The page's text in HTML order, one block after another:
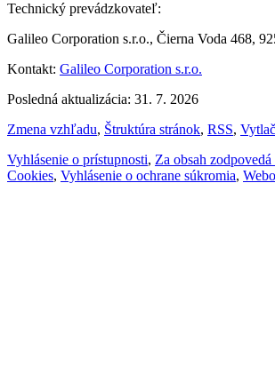
Technický prevádzkovateľ:
Galileo Corporation s.r.o., Čierna Voda 468,
Kontakt: Galileo Corporation s.r.o.
Posledná aktualizácia: 31. 7. 2026
Zmena vzhľadu, Štruktúra stránok, RSS,
Vyhlásenie o prístupnosti, Za obsah zodpovedá
Cookies, Vyhlásenie o ochrane súkromia,